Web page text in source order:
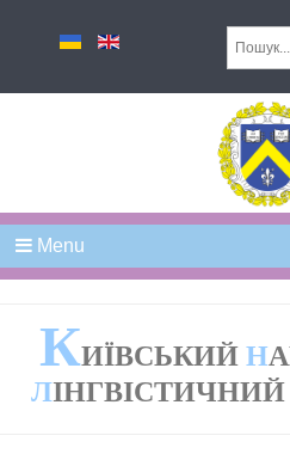
Menu
КИЇВСЬКИЙ Н
ЛІНГВІСТИЧНИЙ